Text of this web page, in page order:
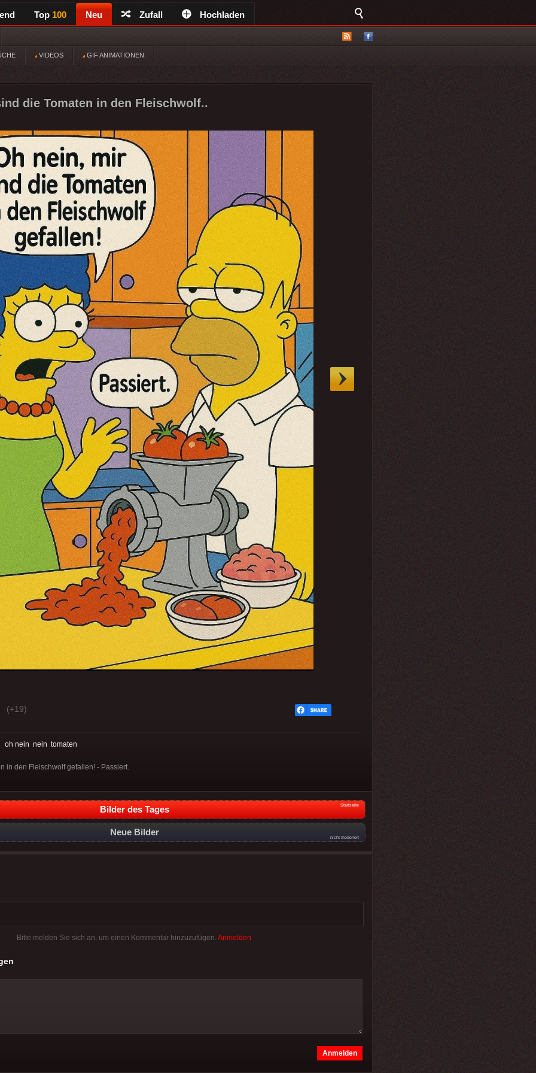
Top 100 Neu Zufall Hochladen
VIDEOS GIF ANIMATIONEN
die Tomaten in den Fleischwolf..
(+19)
oh nein nein tomaten
in den Fleischwolf gefallen! - Passiert.
Bilder des Tages Startseite
Neue Bilder
nicht moderiert
Bitte melden Sie sich an, um einen Kommentar hinzuzufügen. Anmelden